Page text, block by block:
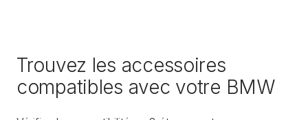
Trouvez les accessoires
compatibles avec votre BMW